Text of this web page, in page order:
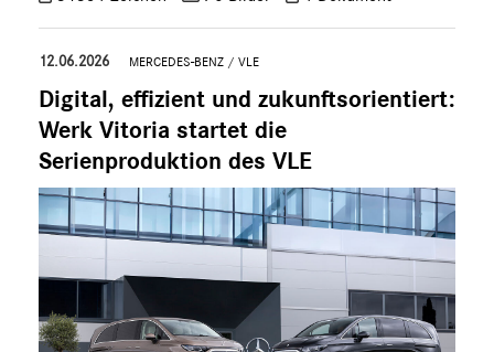
12.06.2026 MERCEDES-BENZ / VLE
Digital, effizient und zukunftsorientiert:
Werk Vitoria startet die
Serienproduktion des VLE